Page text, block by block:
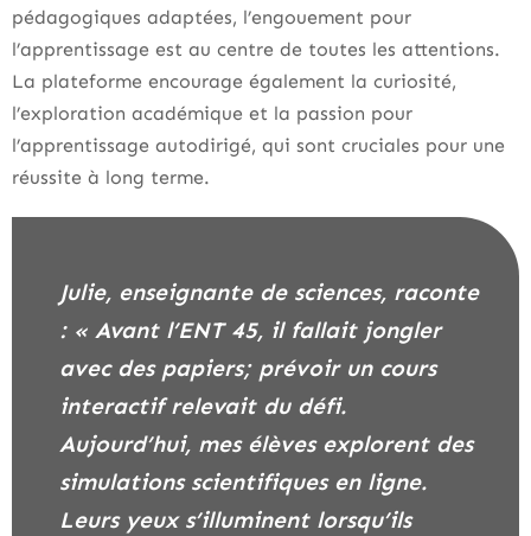
pédagogiques adaptées, l’engouement pour
l’apprentissage est au centre de toutes les attentions.
La plateforme encourage également la curiosité,
l’exploration académique et la passion pour
l’apprentissage autodirigé, qui sont cruciales pour une
réussite à long terme.
Julie, enseignante de sciences, raconte
: « Avant l’ENT 45, il fallait jongler
avec des papiers; prévoir un cours
interactif relevait du défi.
Aujourd’hui, mes élèves explorent des
simulations scientifiques en ligne.
Leurs yeux s’illuminent lorsqu’ils